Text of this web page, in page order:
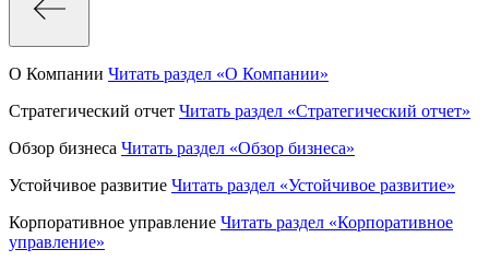
О Компании Читать раздел «О Компании»
Стратегический отчет Читать раздел «Стратегический отчет»
Обзор бизнеса Читать раздел «Обзор бизнеса»
Устойчивое развитие Читать раздел «Устойчивое развитие»
Корпоративное управление Читать раздел «Корпоративное
управление»